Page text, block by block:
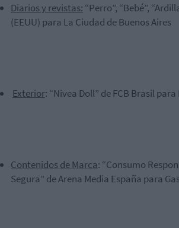
Diarios y revistas: “Perro”, “Bebé”,
(EEUU) para La Ciudad de Buenos Aires
Exterior: “Nivea Doll” deFCB Brasilpara
Contenidos de Marca: “Consumo
Segura” deArena Media España para